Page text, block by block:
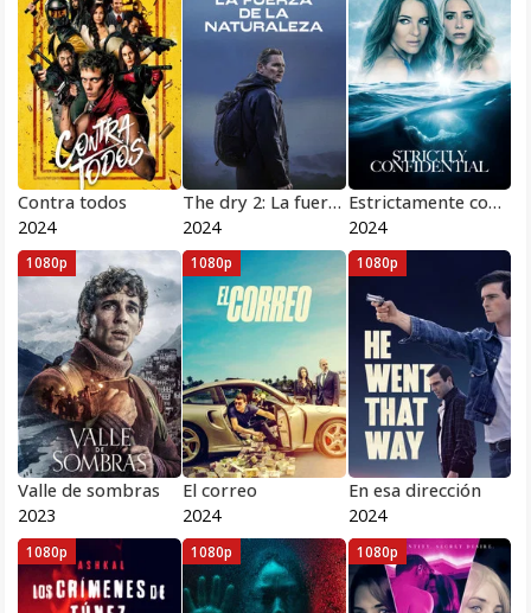
Contra todos
2024
The dry 2: La fuerza de la naturaleza
2024
Estrictamente confidencial
2024
Valle de sombras
2023
1080p
El correo
2024
1080p
En esa dirección
2024
1080p
1080p 1080p 1080p